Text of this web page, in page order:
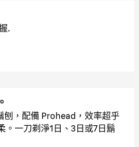
.
刨，配備 Prohead，效率超乎
。一刀剃淨1日、3日或7日鬍